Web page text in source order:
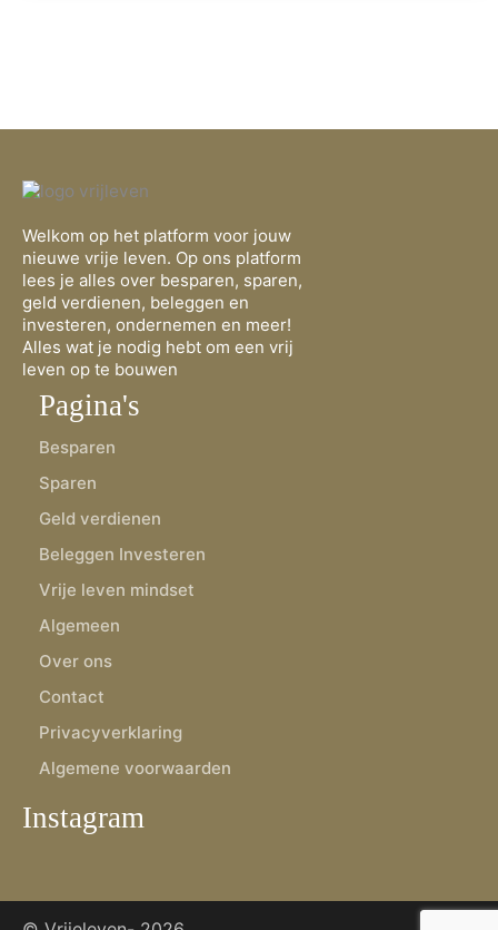
Welkom op het platform voor jouw
nieuwe vrije leven. Op ons platform
lees je alles over besparen, sparen,
geld verdienen, beleggen en
investeren, ondernemen en meer!
Alles wat je nodig hebt om een vrij
leven op te bouwen
Pagina's
Besparen
Sparen
Geld verdienen
Beleggen Investeren
Vrije leven mindset
Algemeen
Over ons
Contact
Privacyverklaring
Algemene voorwaarden
Instagram